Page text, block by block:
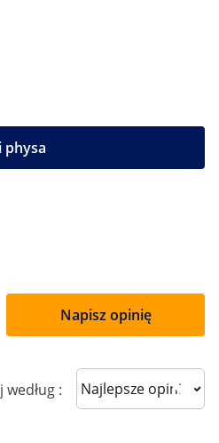
physa
Napisz opinię
: Sort reviews